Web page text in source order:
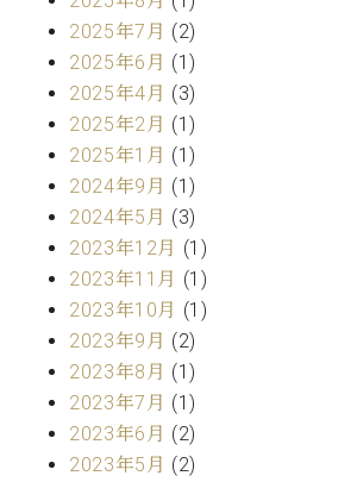
2025年7月 (2)
2025年6月 (1)
2025年4月 (3)
2025年2月 (1)
2025年1月 (1)
2024年9月 (1)
2024年5月 (3)
2023年12月 (1)
2023年11月 (1)
2023年10月 (1)
2023年9月 (2)
2023年8月 (1)
2023年7月 (1)
2023年6月 (2)
2023年5月 (2)